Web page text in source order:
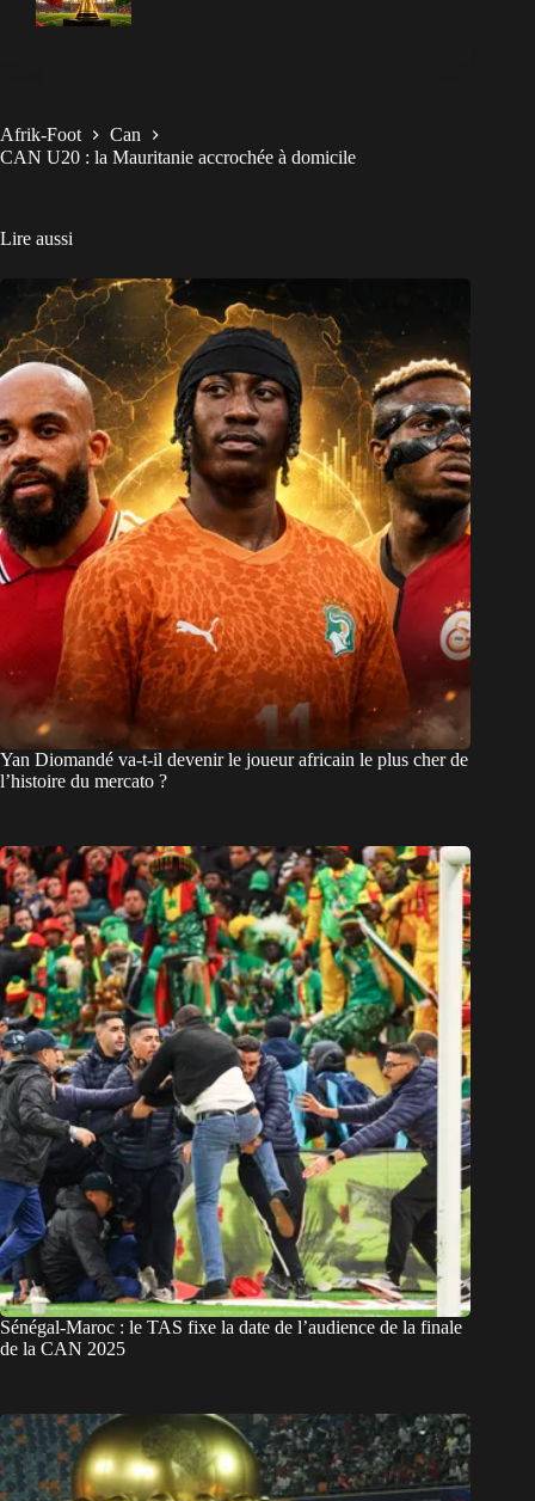
Afrik-Foot
Can
CAN U20 : la Mauritanie accrochée à domicile
Lire aussi
Yan Diomandé va-t-il devenir le joueur africain le plus cher de
l’histoire du mercato ?
Sénégal-Maroc : le TAS fixe la date de l’audience de la finale
de la CAN 2025